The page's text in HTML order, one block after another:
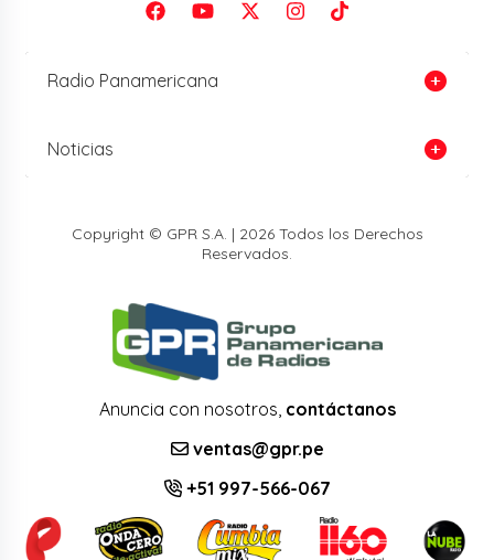
Radio Panamericana
Noticias
Copyright © GPR S.A. | 2026 Todos los Derechos
Reservados.
Anuncia con nosotros, contáctanos
ventas@gpr.pe
+51 997-566-067